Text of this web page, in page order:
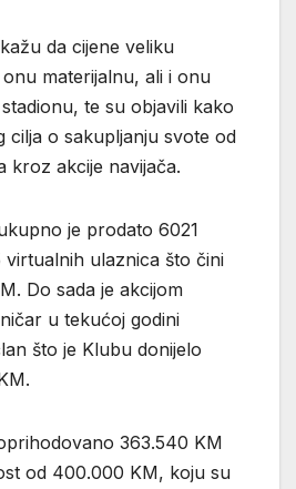
da cijene veliku
materijalnu, ali i onu
te su objavili kako
cilja o sakupljanju svote od
kroz akcije navijača.
je prodato 6021
virtualnih ulaznica što čini
Do sada je akcijom
u tekućoj godini
što je Klubu donijelo
363.540 KM
od 400.000 KM, koju su